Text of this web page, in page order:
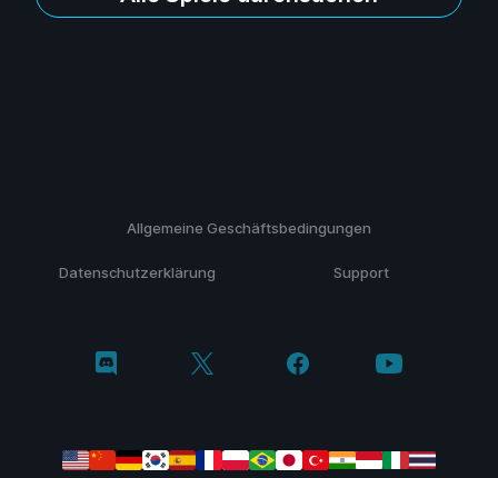
Allgemeine Geschäftsbedingungen
Datenschutzerklärung Support